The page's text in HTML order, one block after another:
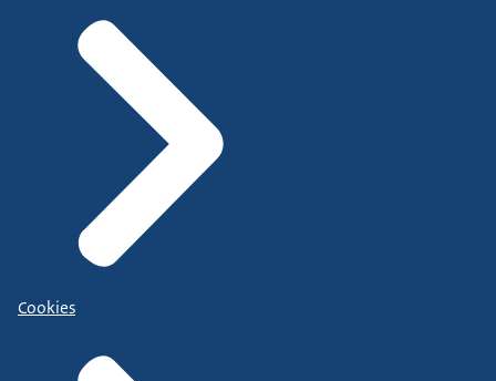
Cookies